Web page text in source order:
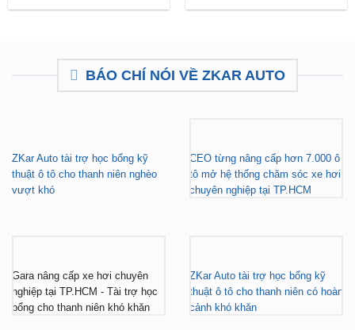
BÁO CHÍ NÓI VỀ ZKAR AUTO
ZKar Auto tài trợ học bổng kỹ
thuật ô tô cho thanh niên nghèo
vượt khó
CEO từng nâng cấp hơn 7.000 ô
tô mở hệ thống chăm sóc xe hơi
chuyên nghiệp tại TP.HCM
Gara nâng cấp xe hơi chuyên
nghiệp tại TP.HCM - Tài trợ học
bổng cho thanh niên khó khăn
ZKar Auto tài trợ học bổng kỹ
thuật ô tô cho thanh niên có hoàn
cảnh khó khăn